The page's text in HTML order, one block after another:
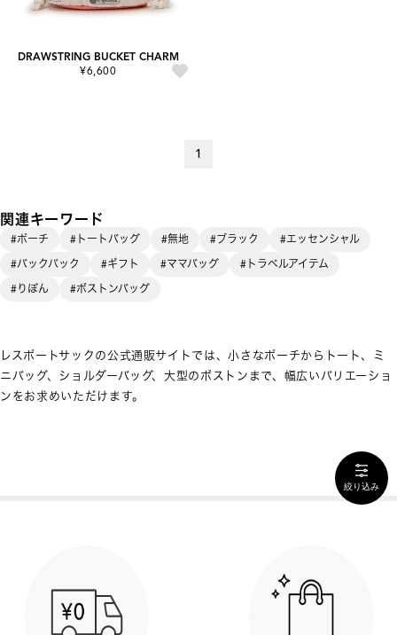
DRAWSTRING BUCKET CHARM
¥6,600
1
関連キーワード
#ポーチ #トートバッグ #無地 #ブラック
#エッセンシャル
#バックパック
#ギフト #ママバッグ
#トラベルアイテム
#りぼん
#ボストンバッグ
レスポートサックの公式通販サイトでは、小さなポーチからトート、ミ
ニバッグ、ショルダーバッグ、大型のボストンまで、幅広いバリエーショ
ンをお求めいただけます。
絞り込み